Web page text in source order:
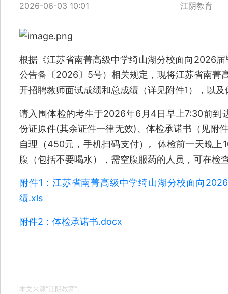
2026-06-03 10:01 江阴教育
根据《江苏省南菁高级中学绮山湖分校面向2026
公告备〔2026〕5号）相关规定，现将江苏省南菁
开招聘教师面试成绩和总成绩（详见附件1），以
请入围体检的考生于2026年6月4日早上7:30前到
份证原件(其余证件一律无效)、体检承诺书（见附
自理（450元，手机扫码支付）。体检前一天晚上
腹（包括不要喝水），需空腹服药的人员，可在检
附件1：江苏省南菁高级中学绮山湖分校面向
绩.xls
附件2：体检承诺书.docx
本文来源"江阴教育"。